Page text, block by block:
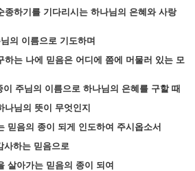
종하기를 기다리시는 하나님의 은혜와 사랑
의 이름으로 기도하며
하는 나에 믿음은 어디에 쯤에 머물러 있는 모
이 주님의 이름으로 하나님의 은혜를 구할 때
나님의 뜻이 무엇인지
믿음의 종이 되게 인도하여 주시옵소서
사하는 믿음으로
살아가는 믿음의 종이 되여